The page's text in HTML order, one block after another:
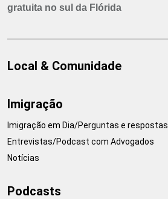
gratuita no sul da Flórida
Local & Comunidade
Imigração
Imigração em Dia/Perguntas e respostas
Entrevistas/Podcast com Advogados
Notícias
Podcasts